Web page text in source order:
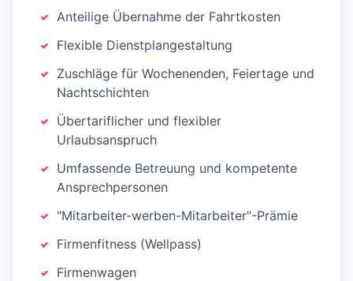
Anteilige Übernahme der Fahrtkosten
Flexible Dienstplangestaltung
Zuschläge für Wochenenden, Feiertage und
Nachtschichten
Übertariflicher und flexibler
Urlaubsanspruch
Umfassende Betreuung und kompetente
Ansprechpersonen
"Mitarbeiter-werben-Mitarbeiter"-Prämie
Firmenfitness (Wellpass)
Firmenwagen